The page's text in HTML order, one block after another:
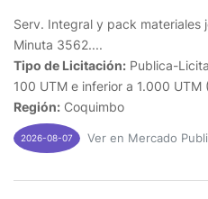
Serv. Integral y pack materiales
Minuta 3562....
Tipo de Licitación: Publica-
100 UTM e inferior a 1.000 UTM
Región: Coquimbo
2026-08-07 Ver en Mercado